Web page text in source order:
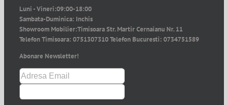
Luni - Vineri:09:00-18:00
Sambata-Duminica: Inchis
Showroom Mobilier:Timisoara Str. Martir Cernaianu Nr. 11
Telefon Timisoara: 0751307310Telefon Bucuresti: 0734751589
Abonare Newsletter!